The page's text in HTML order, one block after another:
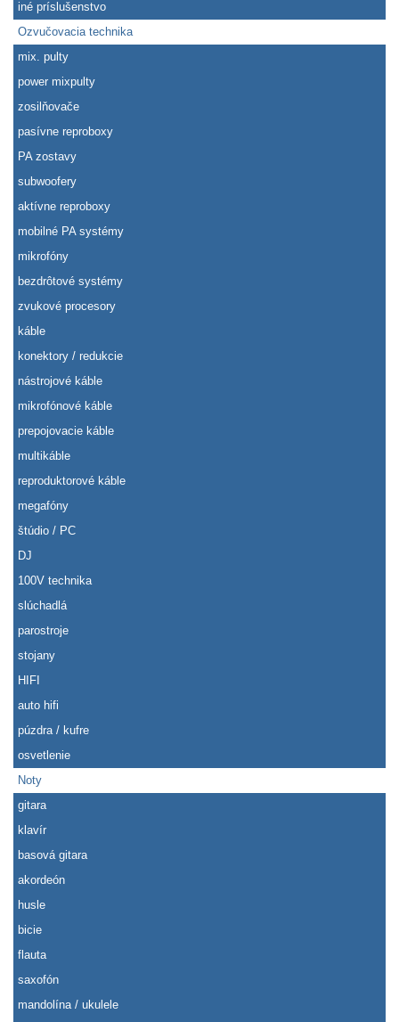
iné príslušenstvo
Ozvučovacia technika
mix. pulty
power mixpulty
zosilňovače
pasívne reproboxy
PA zostavy
subwoofery
aktívne reproboxy
mobilné PA systémy
mikrofóny
bezdrôtové systémy
zvukové procesory
káble
konektory / redukcie
nástrojové káble
mikrofónové káble
prepojovacie káble
multikáble
reproduktorové káble
megafóny
štúdio / PC
DJ
100V technika
slúchadlá
parostroje
stojany
HIFI
auto hifi
púzdra / kufre
osvetlenie
Noty
gitara
klavír
basová gitara
akordeón
husle
bicie
flauta
saxofón
mandolína / ukulele